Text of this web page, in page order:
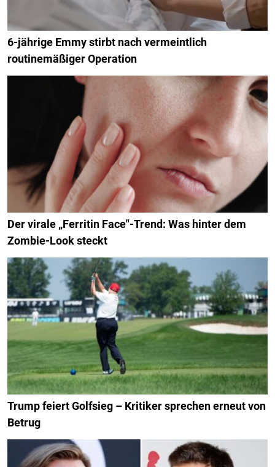
6-jährige Emmy stirbt nach vermeintlich
routinemäßiger Operation
Der virale „Ferritin Face"-Trend: Was hinter dem
Zombie-Look steckt
Trump feiert Golfsieg – Kritiker sprechen erneut von
Betrug